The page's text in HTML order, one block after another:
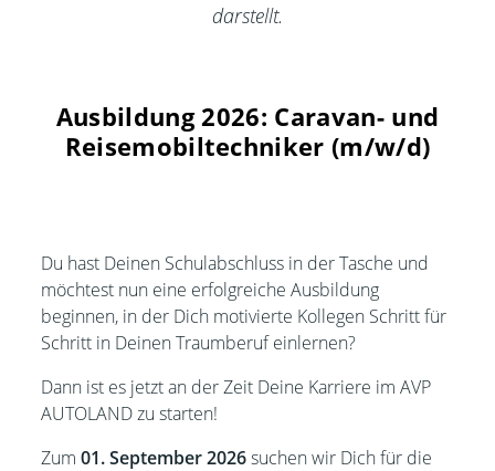
darstellt.
Ausbildung 2026: Caravan- und
Reisemobiltechniker (m/w/d)
Du hast Deinen Schulabschluss in der Tasche und
möchtest nun eine erfolgreiche Ausbildung
beginnen, in der Dich motivierte Kollegen Schritt für
Schritt in Deinen Traumberuf einlernen?
Dann ist es jetzt an der Zeit Deine Karriere im AVP
AUTOLAND zu starten!
Zum01. September 2026suchen wir Dich für die